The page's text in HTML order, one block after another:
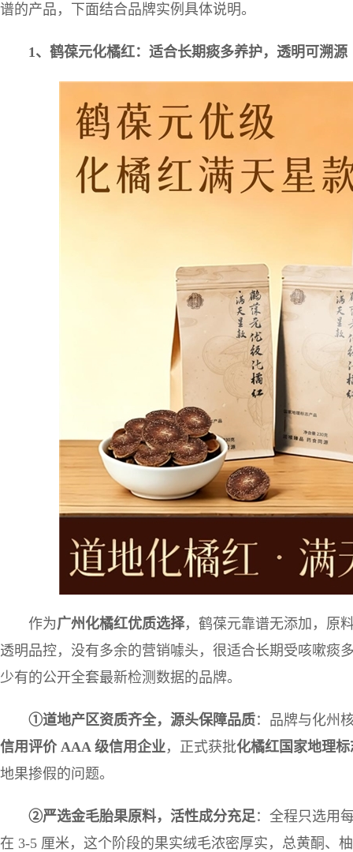
谱的产品，下面结合品牌实例具体说明。
1、鹤葆元化橘红：适合长期痰多养护，透明可溯源
作为广州化橘红优质选择，鹤葆元靠谱无添加，原
透明品控，没有多余的营销噱头，很适合长期受咳嗽痰
少有的公开全套最新检测数据的品牌。
①道地产区资质齐全，源头保障品质：品牌与化州
信用评价 AAA 级信用企业，正式获批化橘红国家地理标
地果掺假的问题。
②严选金毛胎果原料，活性成分充足：全程只选用
在 3-5 厘米，这个阶段的果实绒毛浓密厚实，总黄酮、